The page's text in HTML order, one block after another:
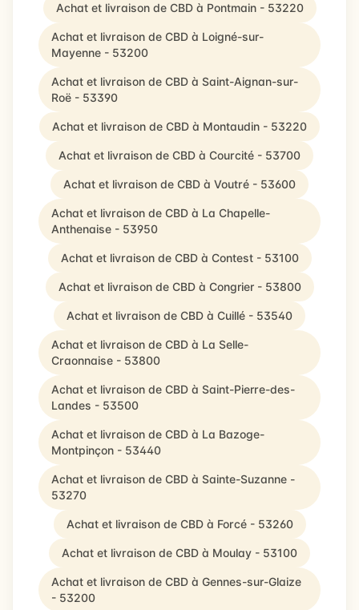
Achat et livraison de CBD à Pontmain - 53220
Achat et livraison de CBD à Loigné-sur-
Mayenne - 53200
Achat et livraison de CBD à Saint-Aignan-sur-
Roë - 53390
Achat et livraison de CBD à Montaudin - 53220
Achat et livraison de CBD à Courcité - 53700
Achat et livraison de CBD à Voutré - 53600
Achat et livraison de CBD à La Chapelle-
Anthenaise - 53950
Achat et livraison de CBD à Contest - 53100
Achat et livraison de CBD à Congrier - 53800
Achat et livraison de CBD à Cuillé - 53540
Achat et livraison de CBD à La Selle-
Craonnaise - 53800
Achat et livraison de CBD à Saint-Pierre-des-
Landes - 53500
Achat et livraison de CBD à La Bazoge-
Montpinçon - 53440
Achat et livraison de CBD à Sainte-Suzanne -
53270
Achat et livraison de CBD à Forcé - 53260
Achat et livraison de CBD à Moulay - 53100
Achat et livraison de CBD à Gennes-sur-Glaize
- 53200